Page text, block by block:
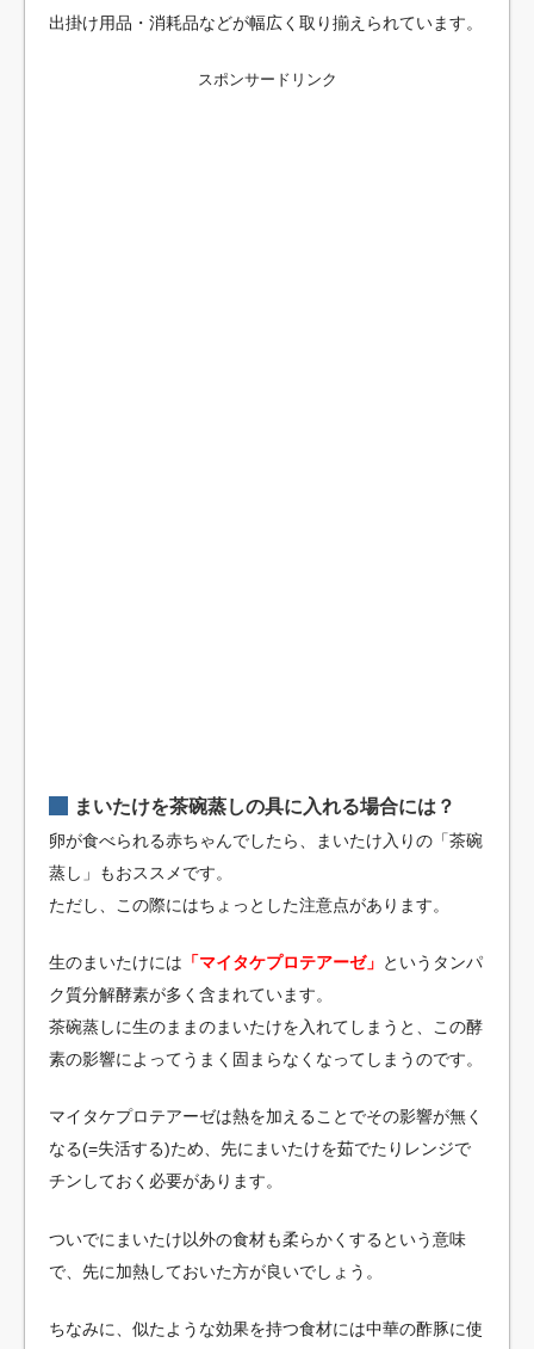
出掛け用品・消耗品などが幅広く取り揃えられています。
スポンサードリンク
まいたけを茶碗蒸しの具に入れる場合には？
卵が食べられる赤ちゃんでしたら、まいたけ入りの「茶碗
蒸し」もおススメです。
ただし、この際にはちょっとした注意点があります。
生のまいたけには 「マイタケプロテアーゼ」 というタンパ
ク質分解酵素が多く含まれています。
茶碗蒸しに生のままのまいたけを入れてしまうと、この酵
素の影響によってうまく固まらなくなってしまうのです。
マイタケプロテアーゼは熱を加えることでその影響が無く
なる(=失活する)ため、先にまいたけを茹でたりレンジで
チンしておく必要があります。
ついでにまいたけ以外の食材も柔らかくするという意味
で、先に加熱しておいた方が良いでしょう。
ちなみに、似たような効果を持つ食材には中華の酢豚に使